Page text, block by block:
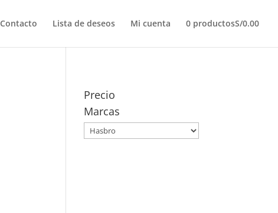
Contacto Lista de deseos Mi cuenta 0 productosS/0.00
Precio
Marcas